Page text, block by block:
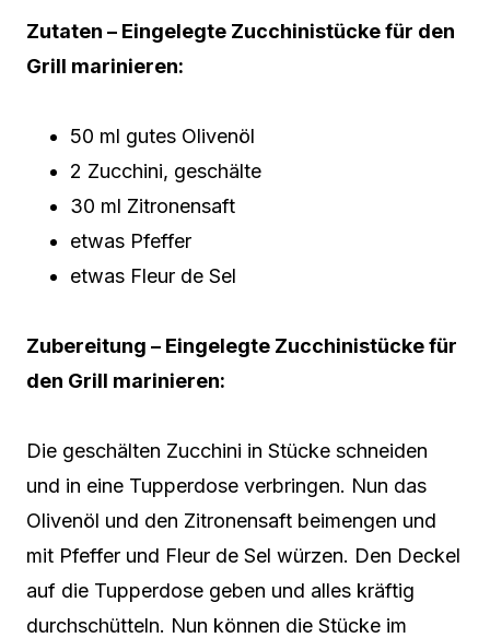
Zutaten – Eingelegte Zucchinistücke für den
Grill marinieren:
50 ml gutes Olivenöl
2 Zucchini, geschälte
30 ml Zitronensaft
etwas Pfeffer
etwas Fleur de Sel
Zubereitung – Eingelegte Zucchinistücke für
den Grill marinieren:
Die geschälten Zucchini in Stücke schneiden
und in eine Tupperdose verbringen. Nun das
Olivenöl und den Zitronensaft beimengen und
mit Pfeffer und Fleur de Sel würzen. Den Deckel
auf die Tupperdose geben und alles kräftig
durchschütteln. Nun können die Stücke im